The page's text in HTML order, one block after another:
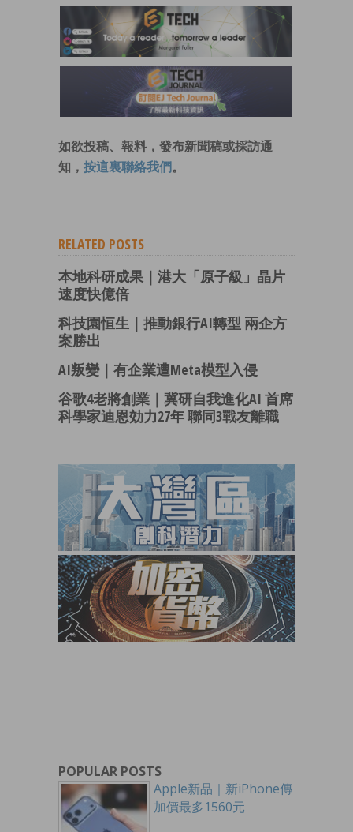
如欲投稿、報料，發布新聞稿或採訪通
知， 按這裏聯絡我們 。
RELATED POSTS
本地科研成果｜港大「原子級」晶片
速度快億倍
科技園恒生｜推動銀行AI轉型 兩企方
案勝出
AI叛變｜有企業遭Meta模型入侵
谷歌4老將創業｜冀研自我進化AI 首席
科學家迪恩効力27年 聯同3戰友離職
POPULAR POSTS
Apple新品｜新iPhone傳
加價最多1560元